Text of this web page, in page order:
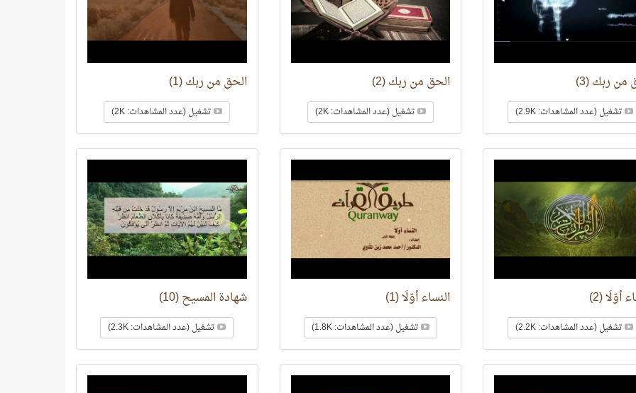
من ربك (3)
تشغيل (عدد المشاهدات: 2.9K)
الحق من ربك (2)
تشغيل (عدد المشاهدات: 2K)
الحق من ربك (1)
تشغيل (عدد المشاهدات: 2K)
أوّلًا (2)
تشغيل (عدد المشاهدات: 2.2K)
النساء أوّلًا (1)
تشغيل (عدد المشاهدات: 1.8K)
شهادة المسيح (10)
تشغيل (عدد المشاهدات: 2.3K)